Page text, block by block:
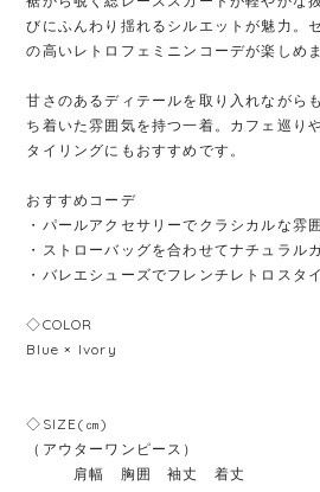
びにふんわり揺れるシルエットが魅力。
の高いレトロフェミニンコーデが楽しめま
甘さのあるディテールを取り入れながら
ち着いた雰囲気を持つ一着。カフェ巡り
タイリングにもおすすめです。
おすすめコーデ
・パールアクセサリーでクラシカルな雰
・ストローバッグを合わせてナチュラル
・バレエシューズでフレンチレトロスタ
◇COLOR
Blue × Ivory
◇SIZE(㎝)
（アウターワンピース）
肩幅 胸囲 袖丈 着丈